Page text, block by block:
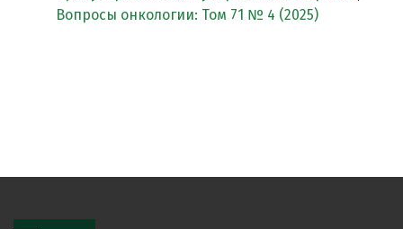
Вопросы онкологии: Том 71 № 4 (2025)